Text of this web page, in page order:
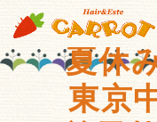
夏休
東京